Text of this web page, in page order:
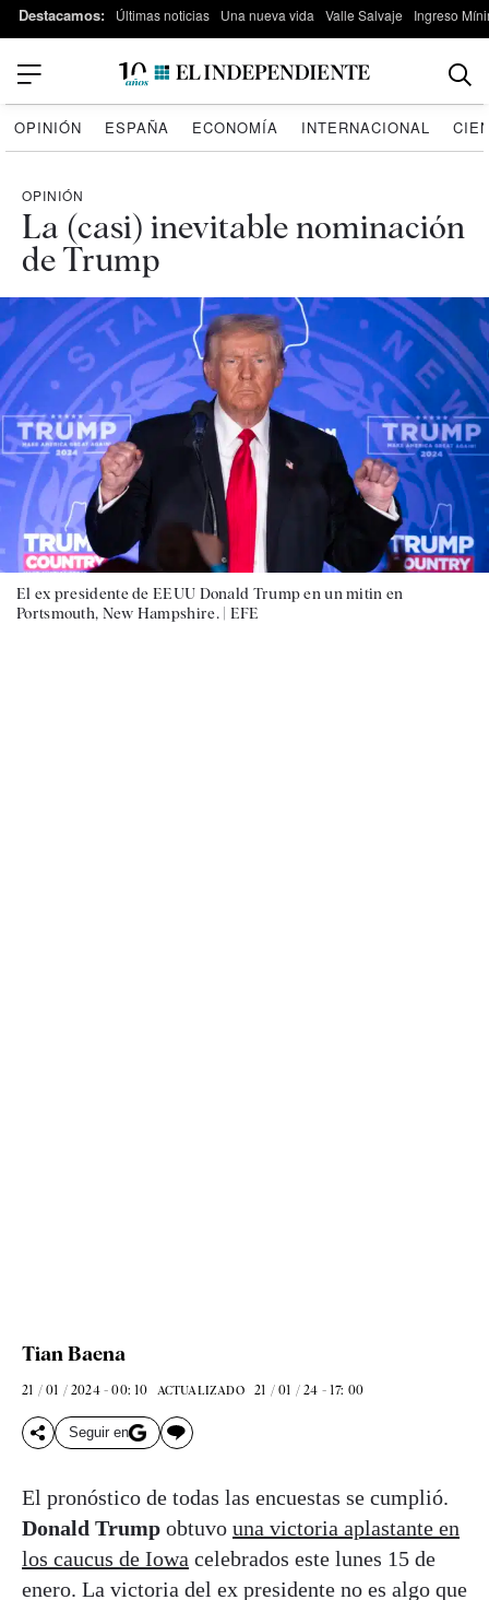
Destacamos: Últimas noticias Una nueva vida Valle Salvaje Ingreso
OPINIÓN ESPAÑA ECONOMÍA INTERNACIONAL
OPINIÓN
La (casi) inevitable nominación
de Trump
El ex presidente de EEUU Donald Trump en un mitin en
Portsmouth, New Hampshire. | EFE
Tian Baena
21 / 01 / 2024 - 00: 10 ACTUALIZADO 21 / 01 / 24 - 17: 00
Seguir en
El pronóstico de todas las encuestas se cumplió.
Donald Trump obtuvo una victoria aplastante en
los caucus de Iowa celebrados este lunes 15 de
enero. La victoria del ex presidente no es algo que